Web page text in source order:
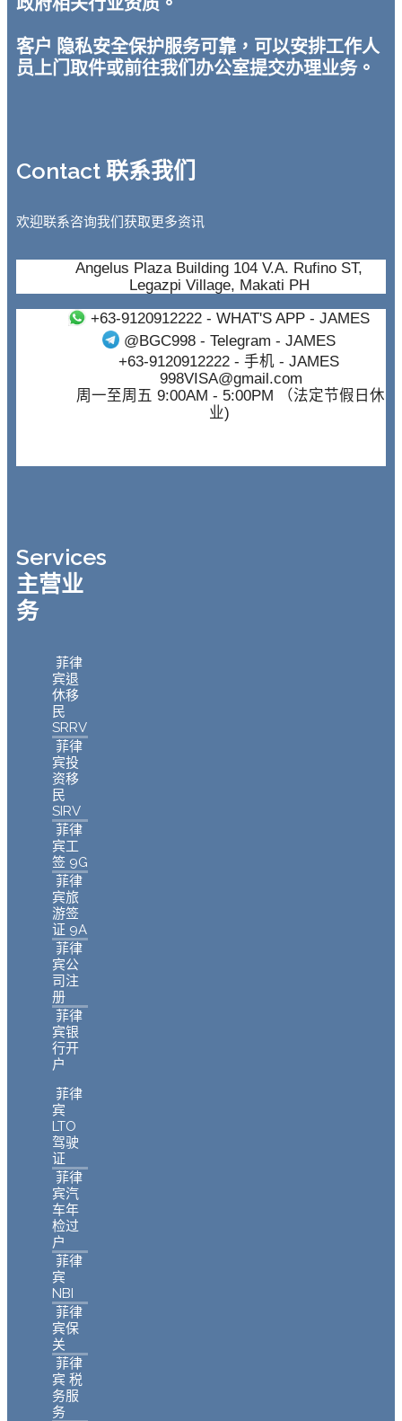
客户 隐私安全保护服务可靠，可以安排工作人
员上门取件或前往我们办公室提交办理业务。
Contact 联系我们
欢迎联系咨询我们获取更多资讯
Angelus Plaza Building 104 V.A. Rufino ST,
Legazpi Village, Makati PH
+63-9120912222- WHAT'S APP - JAMES
@BGC998 - Telegram - JAMES
+63-9120912222- 手机 - JAMES
998VISA@gmail.com
周一至周五 9:00AM - 5:00PM （法定节假日休
业)
Services
主营业
务
菲律
宾退
休移
民
SRRV
菲律
宾投
资移
民
SIRV
菲律
宾工
签 9G
菲律
宾旅
游签
证 9A
菲律
宾公
司注
册
菲律
宾银
行开
户
菲律
宾
LTO
驾驶
证
菲律
宾汽
车年
检过
户
菲律
宾
NBI
菲律
宾保
关
菲律
宾 税
务服
务